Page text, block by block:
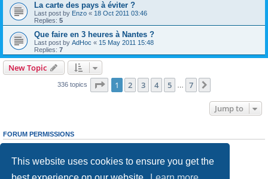
This website uses cookies to ensure you get the
La carte des pays à éviter ?
Last post by Enzo « 18 Oct 2011 03:46
Replies: 5
Que faire en 3 heures à Nantes ?
Last post by AdHoc « 15 May 2011 15:48
Replies: 7
New Topic
336 topics Page 1of 7
1 2 3 4 5 7
Jump to
FORUM PERMISSIONS
Youcannotpost new topics in this forum
cannotedit your posts in this forum